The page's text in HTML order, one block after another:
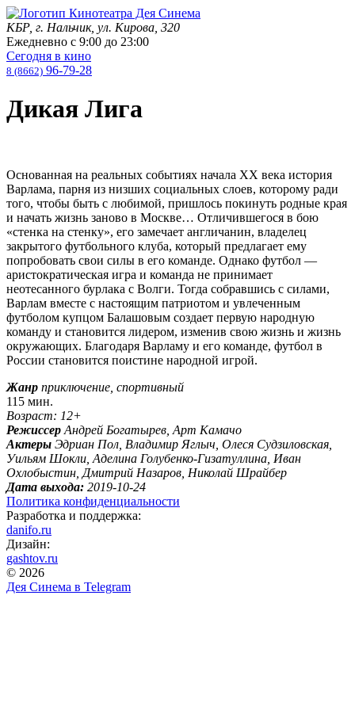
КБР, г. Нальчик, ул. Кирова, 320
Ежедневно с 9:00 до 23:00
Сегодня в кино
8 (8662) 96-79-28
Дикая Лига
Основанная на реальных событиях начала XX века история
Варлама, парня из низших социальных слоев, которому ради
того, чтобы быть с любимой, пришлось покинуть родные края
и начать жизнь заново в Москве… Отличившегося в бою
«стенка на стенку», его замечает англичанин, владелец
закрытого футбольного клуба, который предлагает ему
попробовать свои силы в его команде. Однако футбол —
аристократическая игра и команда не принимает
неотесанного бурлака с Волги. Тогда собравшись с силами,
Варлам вместе с настоящим патриотом и увлеченным
футболом купцом Балашовым создает первую народную
команду и становится лидером, изменив свою жизнь и жизнь
окружающих. Благодаря Варламу и его команде, футбол в
России становится поистине народной игрой.
Жанр приключение, спортивный
115 мин.
Возраст: 12+
Режиссер Андрей Богатырев, Арт Камачо
Актеры Эдриан Пол, Владимир Яглыч, Олеся Судзиловская,
Уильям Шокли, Аделина Голубенко-Гизатуллина, Иван
Охлобыстин, Дмитрий Назаров, Николай Шрайбер
Дата выхода: 2019-10-24
Политика конфиденциальности
Разработка и поддержка:
danifo.ru
Дизайн:
gashtov.ru
© 2026
Дея Синема в Telegram